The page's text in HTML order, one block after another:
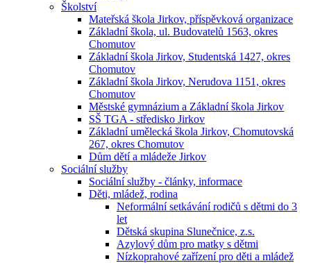
Školství
Mateřská škola Jirkov, příspěvková organizace
Základní škola, ul. Budovatelů 1563, okres
Chomutov
Základní škola Jirkov, Studentská 1427, okres
Chomutov
Základní škola Jirkov, Nerudova 1151, okres
Chomutov
Městské gymnázium a Základní škola Jirkov
SŠ TGA - středisko Jirkov
Základní umělecká škola Jirkov, Chomutovská
267, okres Chomutov
Dům dětí a mládeže Jirkov
Sociální služby
Sociální služby - články, informace
Děti, mládež, rodina
Neformální setkávání rodičů s dětmi do 3
let
Dětská skupina Slunečnice, z.s.
Azylový dům pro matky s dětmi
Nízkoprahové zařízení pro děti a mládež